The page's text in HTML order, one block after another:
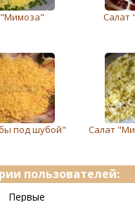
Салат
под шубой" Салат
пользователей:
Первые